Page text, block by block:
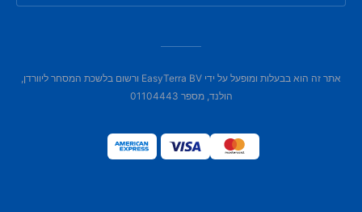
אתר זה הוא בבעלות ומופעל על ידי EasyTerra BV ורשום בלשכת המסחר ליוורדן,
הולנד, מספר 01104443